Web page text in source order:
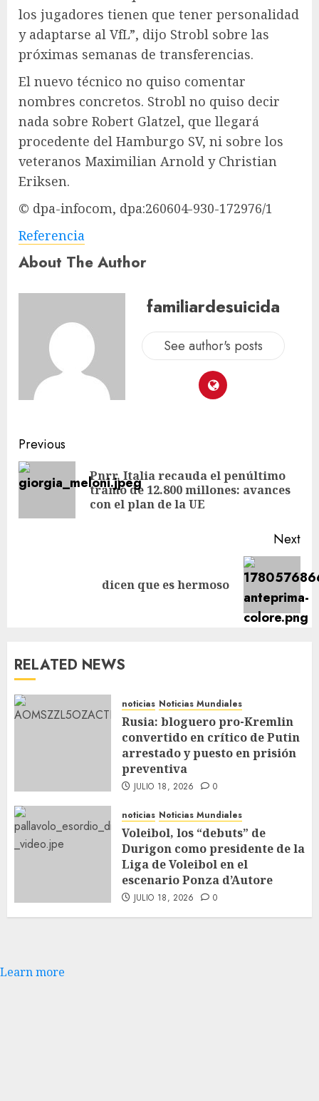
los jugadores tienen que tener personalidad
y adaptarse al VfL”, dijo Strobl sobre las
próximas semanas de transferencias.
El nuevo técnico no quiso comentar
nombres concretos. Strobl no quiso decir
nada sobre Robert Glatzel, que llegará
procedente del Hamburgo SV, ni sobre los
veteranos Maximilian Arnold y Christian
Eriksen.
© dpa-infocom, dpa:260604-930-172976/1
Referencia
About The Author
familiardesuicida
See author's posts
Previous
Pnrr, Italia recauda el penúltimo
tramo de 12.800 millones: avances
con el plan de la UE
Next
dicen que es hermoso
RELATED NEWS
noticias Noticias Mundiales
Rusia: bloguero pro-Kremlin
convertido en crítico de Putin
arrestado y puesto en prisión
preventiva
JULIO 18, 2026 0
noticias Noticias Mundiales
Voleibol, los “debuts” de
Durigon como presidente de la
Liga de Voleibol en el
escenario Ponza d’Autore
JULIO 18, 2026 0
Learn more